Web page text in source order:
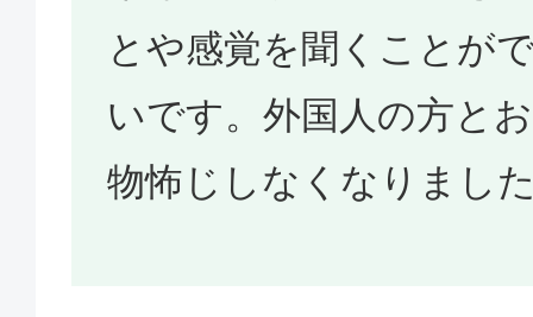
とや感覚を聞くことが
いです。外国人の方と
物怖じしなくなりまし